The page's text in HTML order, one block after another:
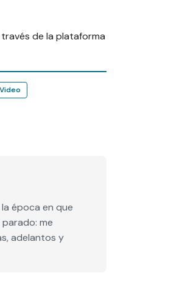
de la plataforma
Video
época en que
me
adelantos y